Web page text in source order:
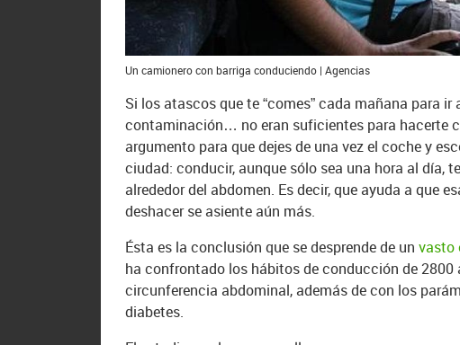
Un camionero con barriga conduciendo | Agencias
Si los atascos que te “comes” cada mañana para
contaminación… no eran suficientes para hacerte
argumento para que dejes de una vez el coche y
ciudad: conducir, aunque sólo sea una hora al día,
alrededor del abdomen. Es decir, que ayuda a que
deshacer se asiente aún más.
Ésta es la conclusión que se desprende de unvasto
ha confrontado los hábitos de conducción de
circunferencia abdominal, además de con los
diabetes.